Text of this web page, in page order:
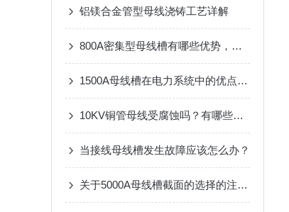
铝镁合金管型母线浇铸工艺详解
800A密集型母线槽有哪些优势，怎么选择呢？
1500A母线槽在电力系统中的优点是什么
10KV铜管母线受腐蚀吗？有哪些受腐蚀种类？
当接线母线槽发生故障应该怎么办？
关于5000A母线槽截面的选择的注意事项